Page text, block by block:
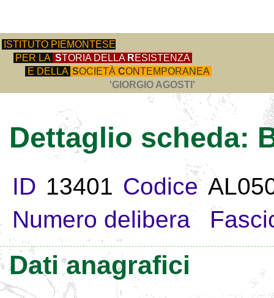
ISTITUTO PIEMONTESE
PER LA STORIA DELLA RESISTENZA
E DELLA SOCIETÀ CONTEMPORANEA
'GIORGIO AGOSTI'
Dettaglio scheda:
ID 13401 Codice
Numero delibera
Dati anagrafici